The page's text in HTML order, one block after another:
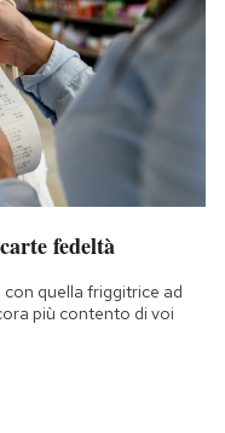
fedeltà
quella friggitrice ad
più contento di voi